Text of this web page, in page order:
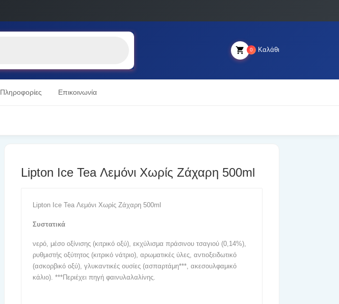
Καλάθι
0
Πληροφορίες Επικοινωνία
Lipton Ice Tea Λεμόνι Χωρίς Ζάχαρη 500ml
Lipton Ice Tea Λεμόνι Χωρίς Ζάχαρη 500ml
Συστατικά
νερό, μέσο οξίνισης (κιτρικό οξύ), εκχύλισμα πράσινου τσαγιού (0,14%),
ρυθμιστής οξύτητος (κιτρικό νάτριο), αρωματικές ύλες, αντιοξειδωτικό
(ασκορβικό οξύ), γλυκαντικές ουσίες (ασπαρτάμη***, ακεσουλφαμικό
κάλιο). ***Περιέχει πηγή φαινυλαλαλίνης.